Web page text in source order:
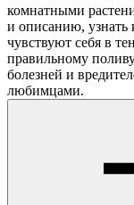
комнатными
и описанию, узнать
чувствуют себя в
правильному
болезней и
любимцами.